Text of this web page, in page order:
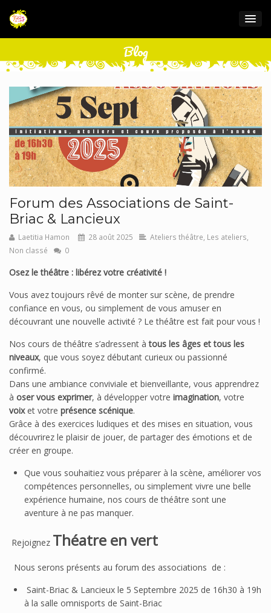
Blog
Forum des Associations de Saint-
Briac & Lancieux
Laetitia Hamon 28 août 2025 Ateliers théâtre Les ateliers
Non classé
0
Osez le théâtre : libérez votre créativité !
Vous avez toujours rêvé de monter sur scène, de prendre
confiance en vous, ou simplement de vous amuser en
découvrant une nouvelle activité ? Le théâtre est fait pour vous !
Nos cours de théâtre s’adressent àtous les âges et tous les
niveaux, que vous soyez débutant curieux ou passionné
confirmé.
Dans une ambiance conviviale et bienveillante, vous apprendrez
à oser vous exprimer, à développer votre imagination, votre
voixet votre présence scénique.
Grâce à des exercices ludiques et des mises en situation, vous
découvrirez le plaisir de jouer, de partager des émotions et de
créer en groupe.
Que vous souhaitiez vous préparer à la scène, améliorer vos
compétences personnelles, ou simplement vivre une belle
expérience humaine, nos cours de théâtre sont une
aventure à ne pas manquer.
Rejoignez Théatre en vert
Nous serons présents au forum des associations de :
Saint-Briac & Lancieux le 5 Septembre 2025 de 16h30 à 19h
à la salle omnisports de Saint-Briac